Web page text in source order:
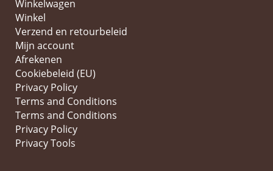
Winkelwagen
Winkel
Verzend en retourbeleid
Mijn account
Afrekenen
Cookiebeleid (EU)
Privacy Policy
Terms and Conditions
Terms and Conditions
Privacy Policy
Privacy Tools